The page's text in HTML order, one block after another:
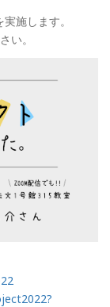
施します。
い。